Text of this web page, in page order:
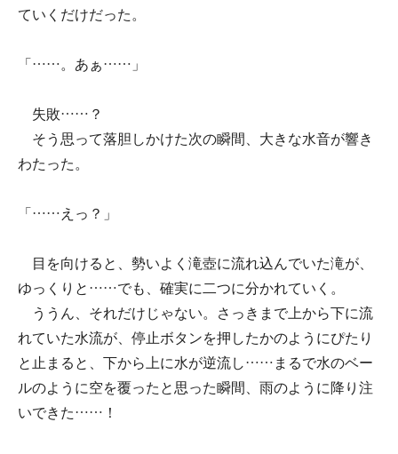
ていくだけだった。
「……。あぁ……」
失敗……？
そう思って落胆しかけた次の瞬間、大きな水音が響き
わたった。
「……えっ？」
目を向けると、勢いよく滝壺に流れ込んでいた滝が、
ゆっくりと……でも、確実に二つに分かれていく。
ううん、それだけじゃない。さっきまで上から下に流
れていた水流が、停止ボタンを押したかのようにぴたり
と止まると、下から上に水が逆流し……まるで水のベー
ルのように空を覆ったと思った瞬間、雨のように降り注
いできた……！